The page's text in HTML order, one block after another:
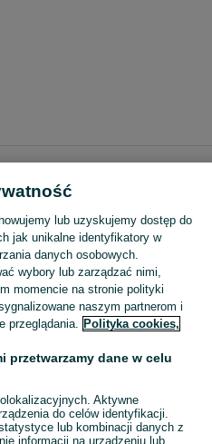
na roczek dla chłopca Zobacz
lub uzyskujemy dostęp do
jak unikalne identyfikatory w
danych osobowych.
wybory lub zarządzać nimi,
momencie na stronie polityki
naszym partnerom i
przeglądania. Polityka cookies,
przetwarzamy dane w celu
Aktywne
do celów identyfikacji.
lub kombinacji danych z
informacji na urządzeniu lub